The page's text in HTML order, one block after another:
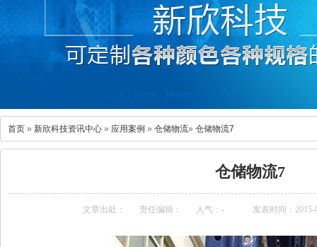
首页 » 新欣科技资讯中心 » 应用案例 » 仓储物流» 仓储物流7
仓储物流7
文章出处： 责任编辑： 人气：- 发表时间：2015-